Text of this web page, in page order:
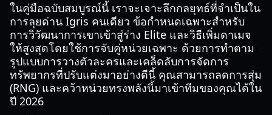
ในคู่มือฉบับสมบูรณ์นี้ เราจะเจาะลึกกลยุทธ์ที่จำเป็นใน
การลุยด่าน Igris คนเดียว ข้อกำหนดเฉพาะสำหรับ
การวิวัฒนาการเขาเข้าสู่ร่าง Elite และวิธีเพิ่มดาเมจ
ให้สูงสุดโดยใช้การจับคู่หน่วยเฉพาะ ด้วยการทำตาม
รูปแบบการวางตัวละครและเคล็ดลับการจัดการ
ทรัพยากรที่ปรับแต่งมาอย่างดีนี้ คุณสามารถลดการสุ่ม
(RNG) และคว้าหน่วยทรงพลังนี้มาเข้าทีมของคุณได้ใน
ปี 2026